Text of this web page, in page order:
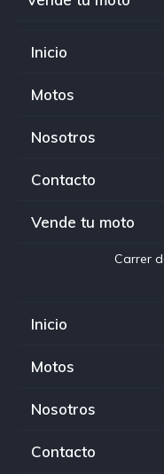
Inicio
Motos
Nosotros
Contacto
Vende tu moto
Inicio
Motos
Nosotros
Contacto